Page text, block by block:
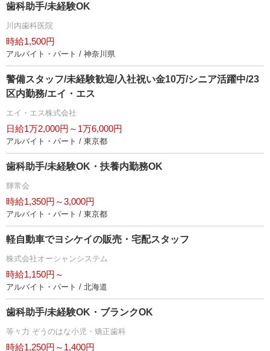
歯科助手/未経験OK
川内歯科医院
時給1,500円
アルバイト・パート / 神奈川県
警備スタッフ/未経験歓迎/入社祝い金10万/シニア活躍中/23
区内勤務/エイ・エス
エイ・エス株式会社
日給1万2,000円～1万6,000円
アルバイト・パート / 東京都
歯科助手/未経験OK・扶養内勤務OK
輝常会
時給1,350円～3,000円
アルバイト・パート / 東京都
軽自動車でヨシケイの販売・宅配スタッフ
株式会社オーシャンシステム
時給1,150円～
アルバイト・パート / 北海道
歯科助手/未経験OK・ブランクOK
等々力 ぞうのはな小児・矯正歯科
時給1,250円～1,400円